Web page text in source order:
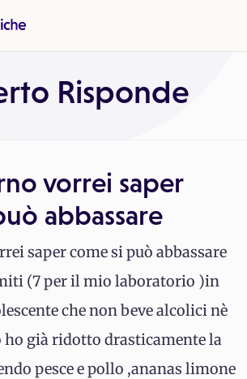
Risponde
vorrei saper
abbassare
saper come si può abbassare
(7 per il mio laboratorio )in
che non beve alcolici nè
ho già ridotto drasticamente la
pesce e pollo ,ananas limone